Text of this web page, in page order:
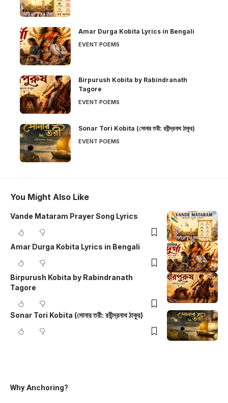
Amar Durga Kobita Lyrics in Bengali
EVENT POEMS
Birpurush Kobita by Rabindranath
Tagore
EVENT POEMS
Sonar Tori Kobita (সোনার তরী: রবীন্দ্রনাথ ঠাকুর)
EVENT POEMS
You Might Also Like
Vande Mataram Prayer Song Lyrics
Amar Durga Kobita Lyrics in Bengali
Birpurush Kobita by Rabindranath
Tagore
Sonar Tori Kobita (সোনার তরী: রবীন্দ্রনাথ ঠাকুর)
Why Anchoring?